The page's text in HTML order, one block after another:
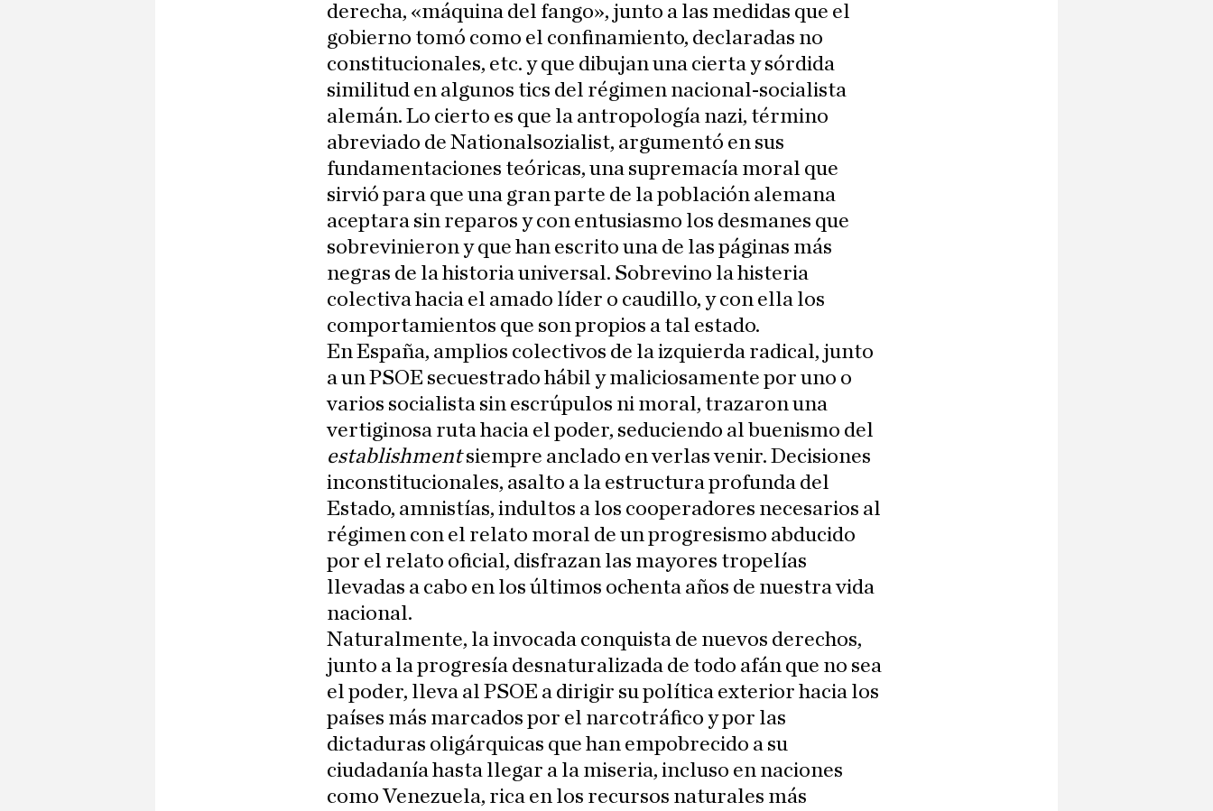
derecha, «máquina del fango», junto a las medidas que el
gobierno tomó como el confinamiento, declaradas no
constitucionales, etc. y que dibujan una cierta y sórdida
similitud en algunos tics del régimen nacional-socialista
alemán. Lo cierto es que la antropología nazi, término
abreviado de Nationalsozialist, argumentó en sus
fundamentaciones teóricas, una supremacía moral que
sirvió para que una gran parte de la población alemana
aceptara sin reparos y con entusiasmo los desmanes que
sobrevinieron y que han escrito una de las páginas más
negras de la historia universal. Sobrevino la histeria
colectiva hacia el amado líder o caudillo, y con ella los
comportamientos que son propios a tal estado.
En España, amplios colectivos de la izquierda radical, junto
a un PSOE secuestrado hábil y maliciosamente por uno o
varios socialista sin escrúpulos ni moral, trazaron una
vertiginosa ruta hacia el poder, seduciendo al buenismo del
establishmentsiempre anclado en verlas venir. Decisiones
inconstitucionales, asalto a la estructura profunda del
Estado, amnistías, indultos a los cooperadores necesarios al
régimen con el relato moral de un progresismo abducido
por el relato oficial, disfrazan las mayores tropelías
llevadas a cabo en los últimos ochenta años de nuestra vida
nacional.
Naturalmente, la invocada conquista de nuevos derechos,
junto a la progresía desnaturalizada de todo afán que no sea
el poder, lleva al PSOE a dirigir su política exterior hacia los
países más marcados por el narcotráfico y por las
dictaduras oligárquicas que han empobrecido a su
ciudadanía hasta llegar a la miseria, incluso en naciones
como Venezuela, rica en los recursos naturales más